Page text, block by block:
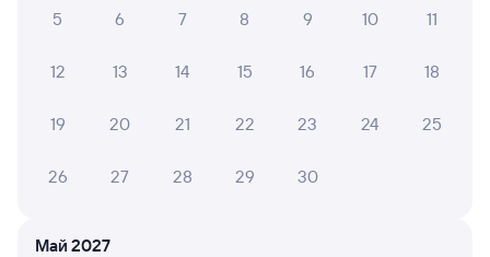
5 6 7 8 9 10 11
12 13 14 15 16 17 18
19 20 21 22 23 24 25
26 27 28 29 30
Май 2027